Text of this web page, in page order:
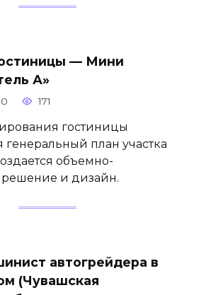
— Мини
А»
0 171
гостиницы
генеральный план участка
объемно-
и дизайн.
автогрейдера в
(Чувашская